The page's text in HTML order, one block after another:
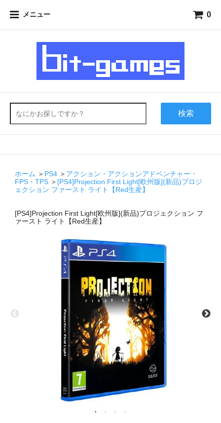
メニュー 0
検索
ホーム ＞ PS4 ＞ アクション・アクションアドベンチャー・
FPS・TPS ＞ [PS4]Projection First Light[欧州版](新品)プロジ
ェクション ファースト ライト【Red生産】
[PS4]Projection First Light[欧州版](新品)プロジェクション フ
ァースト ライト【Red生産】